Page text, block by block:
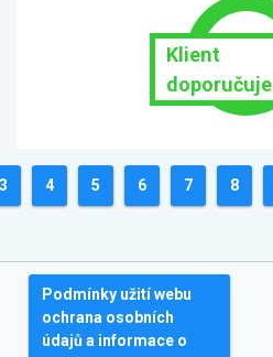
Klient
doporučuje
3 4 5 6 7 8
Podmínky užití webu
ochrana osobních
údajů a informace o